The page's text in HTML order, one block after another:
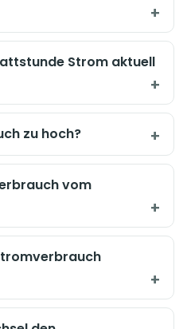
Strom aktuell
zu hoch?
vom